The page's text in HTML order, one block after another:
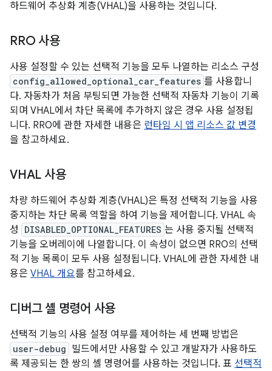
하드웨어 추상화 계층(VHAL)을 사용하는 것입니다.
RRO 사용
사용 설정할 수 있는 선택적 기능을 모두 나열하는 리소스 구성
config_allowed_optional_car_features 를 사용합니
다. 자동차가 처음 부팅되면 가능한 선택적 자동차 기능이 기록
되며 VHAL에서 차단 목록에 추가하지 않은 경우 사용 설정됩
니다. RRO에 관한 자세한 내용은 런타임 시 앱 리소스 값 변경
을 참고하세요.
VHAL 사용
차량 하드웨어 추상화 계층(VHAL)은 특정 선택적 기능을 사용
중지하는 차단 목록 역할을 하여 기능을 제어합니다. VHAL 속
성
DISABLED_OPTIONAL_FEATURES 는 사용 중지될 선택적
기능을 오버레이에 나열합니다. 이 속성이 없으면 RRO의 선택
적 기능 목록이 모두 사용 설정됩니다. VHAL에 관한 자세한 내
용은 VHAL 개요를 참고하세요.
디버그 셸 명령어 사용
선택적 기능의 사용 설정 여부를 제어하는 세 번째 방법은
user-debug 빌드에서만 사용할 수 있고 개발자가 사용하도
록 제공되는 한 쌍의 셸 명령어를 사용하는 것입니다. 표 선택적